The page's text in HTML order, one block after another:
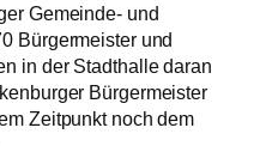
Gemeinde- und
Bürgermeister und
in der Stadthalle daran
Bürgermeister
Zeitpunkt noch dem